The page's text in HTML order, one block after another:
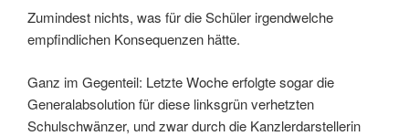
Zumindest nichts, was für die Schüler irgendwelche
empfindlichen Konsequenzen hätte.
Ganz im Gegenteil: Letzte Woche erfolgte sogar die
Generalabsolution für diese linksgrün verhetzten
Schulschwänzer, und zwar durch die Kanzlerdarstellerin